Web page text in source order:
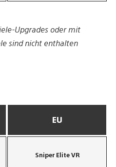
Upgrades oder mit
sind nicht enthalten
EU
Sniper Elite VR